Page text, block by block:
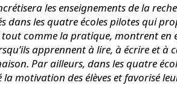
les enseignements de la
dans les quatre écoles pilotes qui
comme la pratique, montrent en
apprennent à lire, à écrire et à
Par ailleurs, dans les quatre
la motivation des élèves et favorisé